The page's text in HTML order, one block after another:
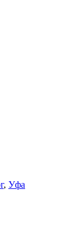
, Уфа